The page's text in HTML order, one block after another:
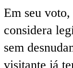
Em seu
considera
sem
visitante já